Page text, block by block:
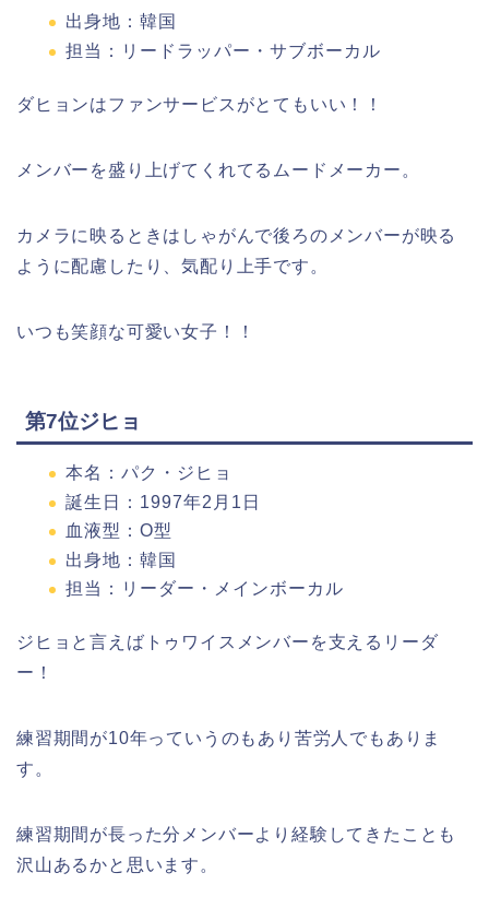
出身地：韓国
担当：リードラッパー・サブボーカル
ダヒョンはファンサービスがとてもいい！！
メンバーを盛り上げてくれてるムードメーカー。
カメラに映るときはしゃがんで後ろのメンバーが映る
ように配慮したり、気配り上手です。
いつも笑顔な可愛い女子！！
第7位ジヒョ
本名：パク・ジヒョ
誕生日：1997年2月1日
血液型：О型
出身地：韓国
担当：リーダー・メインボーカル
ジヒョと言えばトゥワイスメンバーを支えるリーダ
ー！
練習期間が10年っていうのもあり苦労人でもありま
す。
練習期間が長った分メンバーより経験してきたことも
沢山あるかと思います。